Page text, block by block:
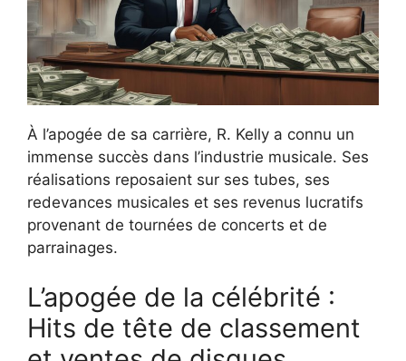
À l’apogée de sa carrière, R. Kelly a connu un
immense succès dans l’industrie musicale. Ses
réalisations reposaient sur ses tubes, ses
redevances musicales et ses revenus lucratifs
provenant de tournées de concerts et de
parrainages.
L’apogée de la célébrité :
Hits de tête de classement